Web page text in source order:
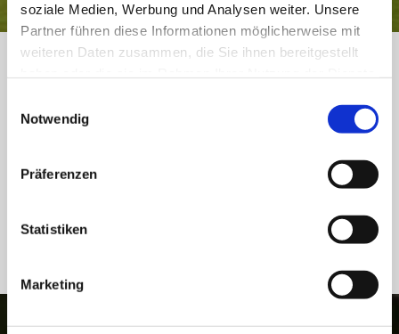
soziale Medien, Werbung und Analysen weiter. Unsere
Partner führen diese Informationen möglicherweise mit
weiteren Daten zusammen, die Sie ihnen bereitgestellt
Notwendig
Präferenzen
Statistiken
Marketing